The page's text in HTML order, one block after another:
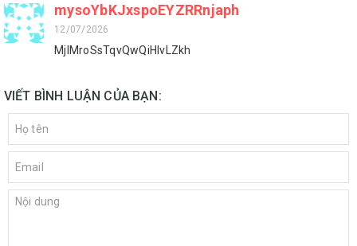
mysoYbKJxspoEYZRRnjaph
12/07/2026
MjIMroSsTqvQwQiHlvLZkh
VIẾT BÌNH LUẬN CỦA BẠN: